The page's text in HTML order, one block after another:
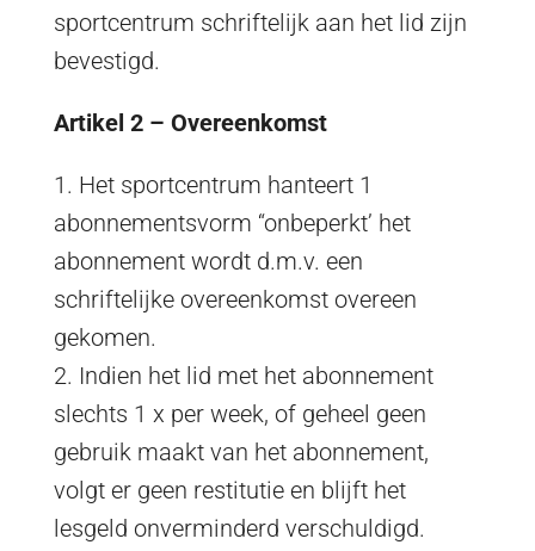
sportcentrum schriftelijk aan het lid zijn
bevestigd.
Artikel 2 – Overeenkomst
1. Het sportcentrum hanteert 1
abonnementsvorm “onbeperkt’ het
abonnement wordt d.m.v. een
schriftelijke overeenkomst overeen
gekomen.
2. Indien het lid met het abonnement
slechts 1 x per week, of geheel geen
gebruik maakt van het abonnement,
volgt er geen restitutie en blijft het
lesgeld onverminderd verschuldigd.